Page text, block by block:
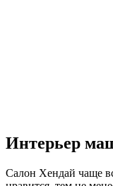
Интерьер
Салон Хендай чаще